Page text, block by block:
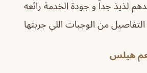
لذيذ جداً و جودة الخدمة رائعه
من الوجبات اللي جربتها
هيلس